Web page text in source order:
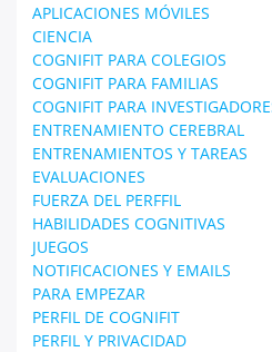
APLICACIONES MÓVILES
CIENCIA
COGNIFIT PARA COLEGIOS
COGNIFIT PARA FAMILIAS
COGNIFIT PARA
ENTRENAMIENTO CEREBRAL
ENTRENAMIENTOS Y TAREAS
EVALUACIONES
FUERZA DEL PERFFIL
HABILIDADES COGNITIVAS
JUEGOS
NOTIFICACIONES Y EMAILS
PARA EMPEZAR
PERFIL DE COGNIFIT
PERFIL Y PRIVACIDAD